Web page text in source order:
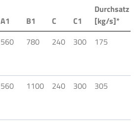
A1 B1 C C1
Durchsatz
[kg/s]*
560 780 240 300 175
560 1100 240 300 305